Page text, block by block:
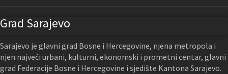
Grad Sarajevo
Sarajevo je glavni grad Bosne i Hercegovine, njena metropola i
njen najveći urbani, kulturni, ekonomski i prometni centar, glavni
grad Federacije Bosne i Hercegovine i sjedište Kantona Sarajevo.